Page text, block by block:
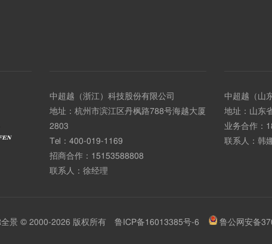
中超越（浙江）科技股份有限公司
地址：杭州市滨江区丹枫路788号海越大厦
2803
Tel： 400-019-1169
招商合作： 15153588808
联系人：徐经理
中超越（山
地址：山东
业务合作：
联系人：韩
景 © 2000-2026 版权所有 鲁ICP备16013385号-6 鲁公网安备